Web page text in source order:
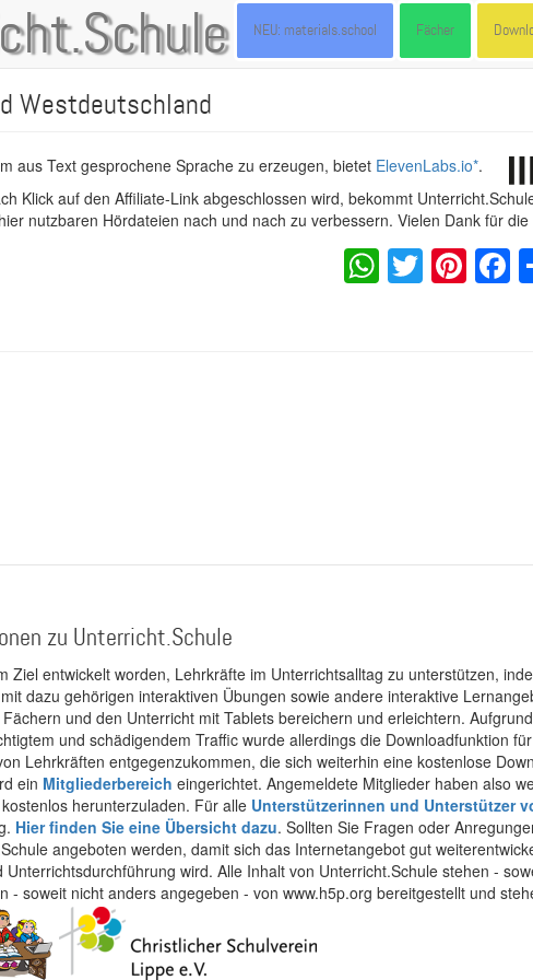
NEU: materials.school Fächer
Westdeutschland
aus Text gesprochene Sprache zu erzeugen, bietet ElevenLabs.io*.
Klick auf den Affiliate-Link abgeschlossen wird, bekommt
nutzbaren Hördateien nach und nach zu verbessern. Vielen Dank für
Twitter
zu Unterricht.Schule
Ziel entwickelt worden, Lehrkräfte im Unterrichtsalltag zu unterstützen,
dazu gehörigen interaktiven Übungen sowie andere interaktive
und den Unterricht mit Tablets bereichern und erleichtern.
und schädigendem Traffic wurde allerdings die Downloadfunktion
Lehrkräften entgegenzukommen, die sich weiterhin eine kostenlose
ein Mitgliederbereich eingerichtet. Angemeldete Mitglieder haben also
herunterzuladen. Für alle Unterstützerinnen und Unterstützer
Hier finden Sie eine Übersicht dazu. Sollten Sie Fragen oder
angeboten werden, damit sich das Internetangebot gut
wird. Alle Inhalt von Unterricht.Schule stehen -
- soweit nicht anders angegeben - von www.h5p.org bereitgestellt und